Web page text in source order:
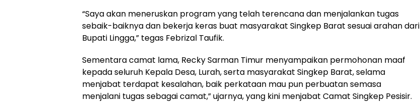
“Saya akan meneruskan program yang telah terencana dan menjalankan tugas
sebaik-baiknya dan bekerja keras buat masyarakat Singkep Barat sesuai arahan dari
Bupati Lingga,” tegas Febrizal Taufik.
Sementara camat lama, Recky Sarman Timur menyampaikan permohonan maaf
kepada seluruh Kepala Desa, Lurah, serta masyarakat Singkep Barat, selama
menjabat terdapat kesalahan, baik perkataan mau pun perbuatan semasa
menjalani tugas sebagai camat,” ujarnya, yang kini menjabat Camat Singkep Pesisir.